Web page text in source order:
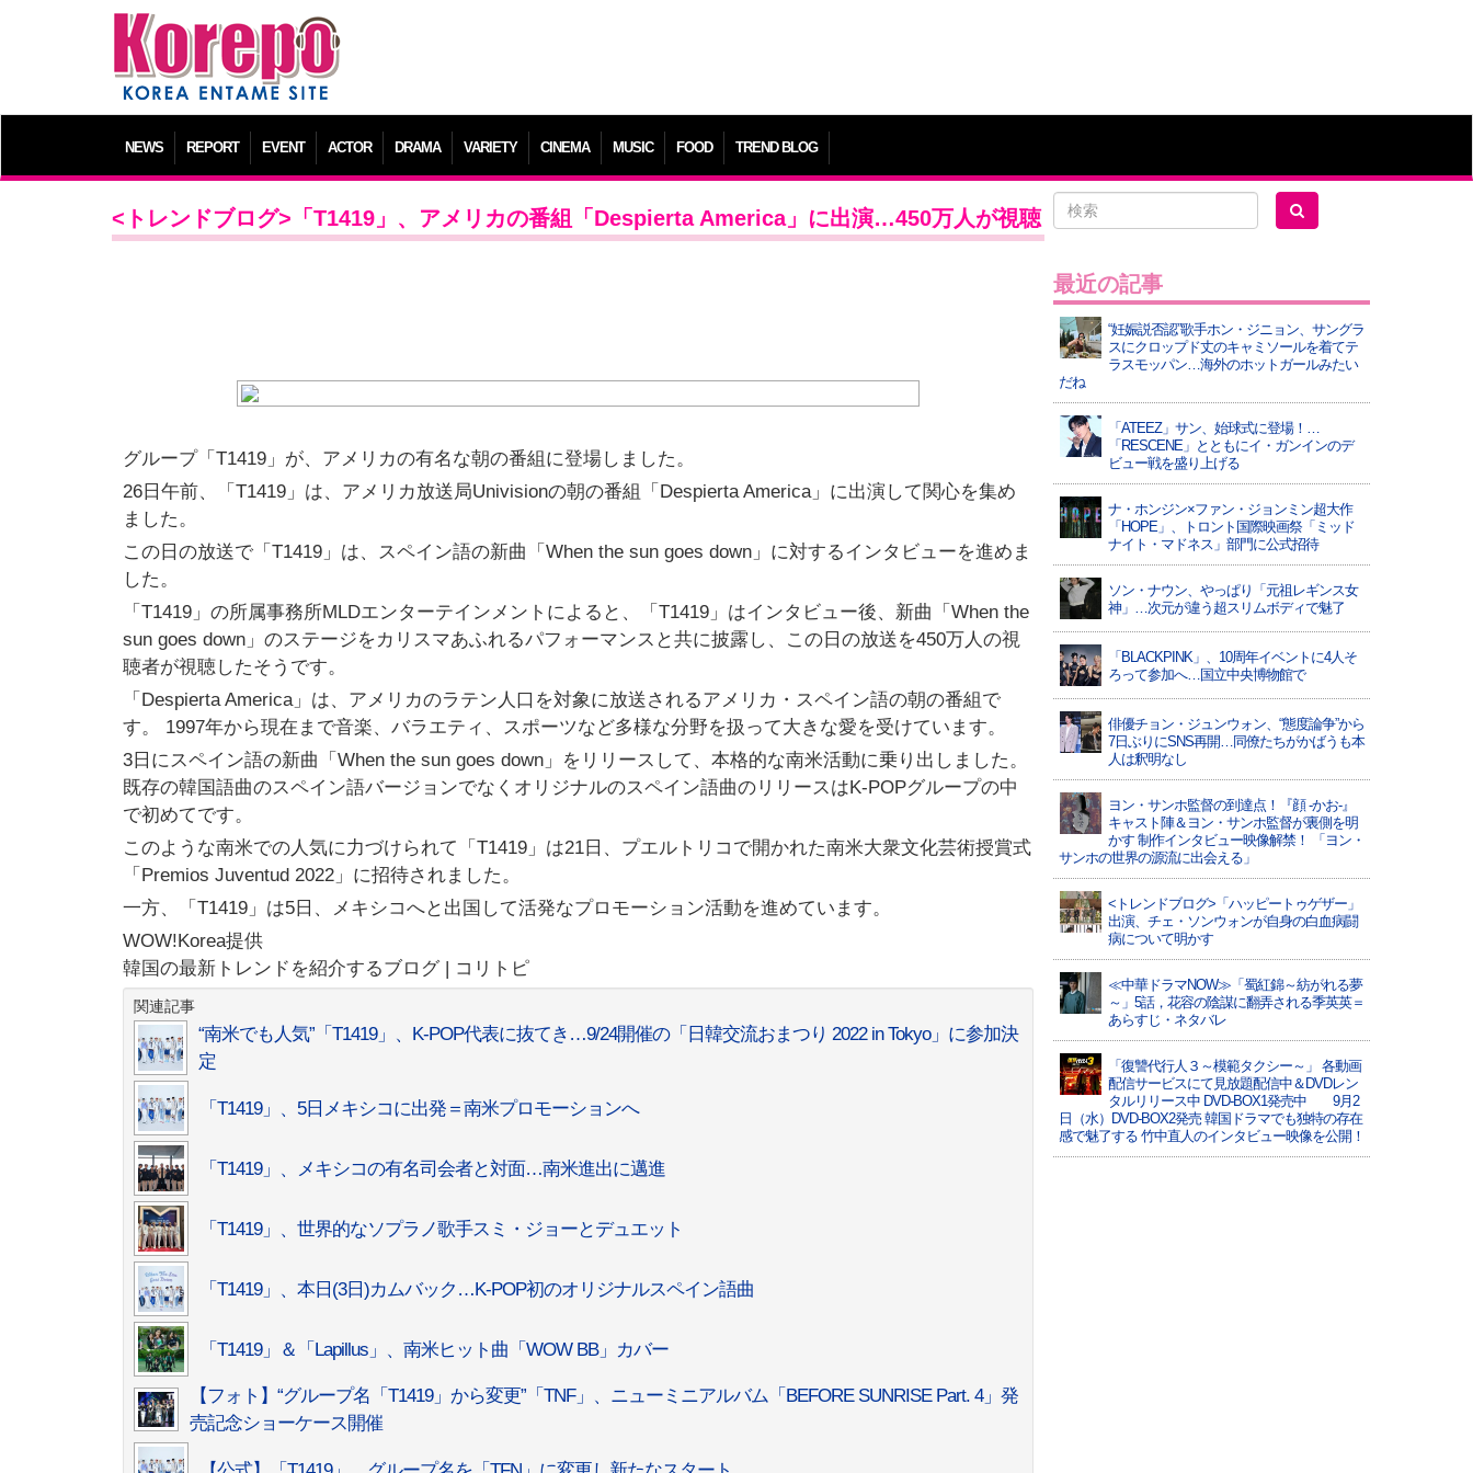
NEWS REPORT EVENT ACTOR DRAMA VARIETY CINEMA MUSIC FOOD TREND BLOG
<トレンドブログ>「T1419」、アメリカの番組「Despierta America」に出演…450万人が視聴
グループ「T1419」が、アメリカの有名な朝の番組に登場しました。
26日午前、「T1419」は、アメリカ放送局Univisionの朝の番組「Despierta America」に出演して関心を集め
ました。
この日の放送で「T1419」は、スペイン語の新曲「When the sun goes down」に対するインタビューを進めま
した。
「T1419」の所属事務所MLDエンターテインメントによると、「T1419」はインタビュー後、新曲「When the
sun goes down」のステージをカリスマあふれるパフォーマンスと共に披露し、この日の放送を450万人の視
聴者が視聴したそうです。
「Despierta America」は、アメリカのラテン人口を対象に放送されるアメリカ・スペイン語の朝の番組で
す。 1997年から現在まで音楽、バラエティ、スポーツなど多様な分野を扱って大きな愛を受けています。
3日にスペイン語の新曲「When the sun goes down」をリリースして、本格的な南米活動に乗り出しました。
既存の韓国語曲のスペイン語バージョンでなくオリジナルのスペイン語曲のリリースはK-POPグループの中
で初めてです。
このような南米での人気に力づけられて「T1419」は21日、プエルトリコで開かれた南米大衆文化芸術授賞式
「Premios Juventud 2022」に招待されました。
一方、「T1419」は5日、メキシコへと出国して活発なプロモーション活動を進めています。
WOW!Korea提供
韓国の最新トレンドを紹介するブログ | コリトピ
関連記事
“南米でも人気”「T1419」、K-POP代表に抜てき…9/24開催の「日韓交流おまつり 2022 in Tokyo」に参加決
定
「T1419」、5日メキシコに出発＝南米プロモーションへ
「T1419」、メキシコの有名司会者と対面…南米進出に邁進
「T1419」、世界的なソプラノ歌手スミ・ジョーとデュエット
「T1419」、本日(3日)カムバック…K-POP初のオリジナルスペイン語曲
「T1419」＆「Lapillus」、南米ヒット曲「WOW BB」カバー
【フォト】“グループ名「T1419」から変更”「TNF」、ニューミニアルバム「BEFORE SUNRISE Part. 4」発
売記念ショーケース開催
最近の記事
“妊娠説否認”歌手ホン・ジニョン、サングラ
スにクロップド丈のキャミソールを着てテ
ラスモッパン…海外のホットガールみたい
だね
「ATEEZ」サン、始球式に登場！…
「RESCENE」とともにイ・ガンインのデ
ビュー戦を盛り上げる
ナ・ホンジン×ファン・ジョンミン超大作
「HOPE」、トロント国際映画祭「ミッド
ナイト・マドネス」部門に公式招待
ソン・ナウン、やっぱり「元祖レギンス女
神」…次元が違う超スリムボディで魅了
「BLACKPINK」、10周年イベントに4人そ
ろって参加へ…国立中央博物館で
俳優チョン・ジュンウォン、“態度論争”から
7日ぶりにSNS再開…同僚たちがかばうも本
人は釈明なし
ヨン・サンホ監督の到達点！『顔 -かお-』
キャスト陣＆ヨン・サンホ監督が裏側を明
かす 制作インタビュー映像解禁！ 「ヨン・
サンホの世界の源流に出会える」
<トレンドブログ>「ハッピートゥゲザー」
出演、チェ・ソンウォンが自身の白血病闘
病について明かす
≪中華ドラマNOW≫「蜀紅錦～紡がれる夢
～」5話，花容の陰謀に翻弄される季英英＝
あらすじ・ネタバレ
「復讐代行人３～模範タクシー～」 各動画
配信サービスにて見放題配信中＆DVDレン
タルリリース中 DVD-BOX1発売中 9月2
日（水）DVD-BOX2発売 韓国ドラマでも独特の存在
感で魅了する 竹中直人のインタビュー映像を公開！